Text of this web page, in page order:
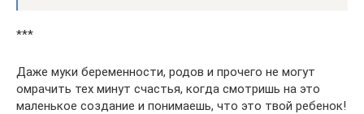
***
Даже муки беременности, родов и прочего не могут
омрачить тех минут счастья, когда смотришь на это
маленькое создание и понимаешь, что это твой ребенок!